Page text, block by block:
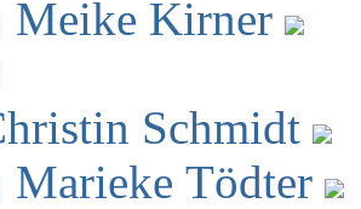
Meike Kirner
Schmidt
Marieke Tödter